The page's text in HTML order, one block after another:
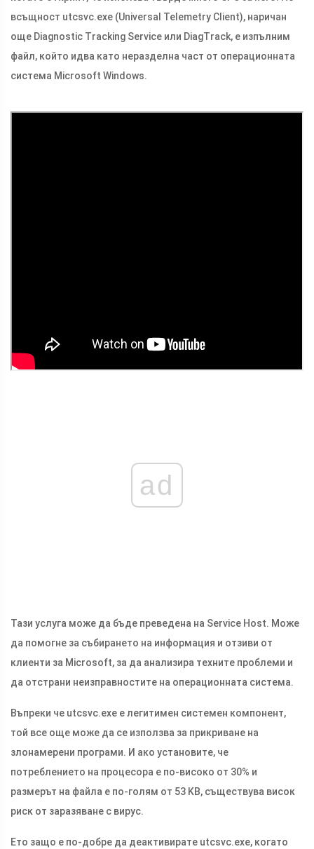
всъщност utcsvc.exe (Universal Telemetry Client), наричан
още Diagnostic Tracking Service или DiagTrack, е изпълним
файл, който идва като неразделна част от операционната
система Microsoft Windows.
ad
Тази услуга може да бъде преведена на Service Host. Може
да помогне за събирането на информация и отзиви от
клиенти за Microsoft, за да анализира техните проблеми и
да отстрани неизправностите на операционната система.
Въпреки че utcsvc.exe е легитимен системен компонент,
той все още може да се използва за прикриване на
злонамерени програми. И ако установите, че
потреблението на процесора е по-високо от 30% и
размерът на файла е по-голям от 53 KB, съществува висок
риск от заразяване с вирус.
Ето защо е по-добре да деактивирате utcsvc.exe, когато